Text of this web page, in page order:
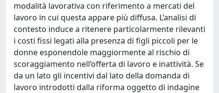
modalità lavorativa con riferimento a mercati del
lavoro in cui questa appare più diffusa. L’analisi di
contesto induce a ritenere particolarmente rilevanti
i costi fissi legati alla presenza di figli piccoli per le
donne esponendole maggiormente al rischio di
scoraggiamento nell’offerta di lavoro e inattività. Se
da un lato gli incentivi dal lato della domanda di
lavoro introdotti dalla riforma oggetto di indagine